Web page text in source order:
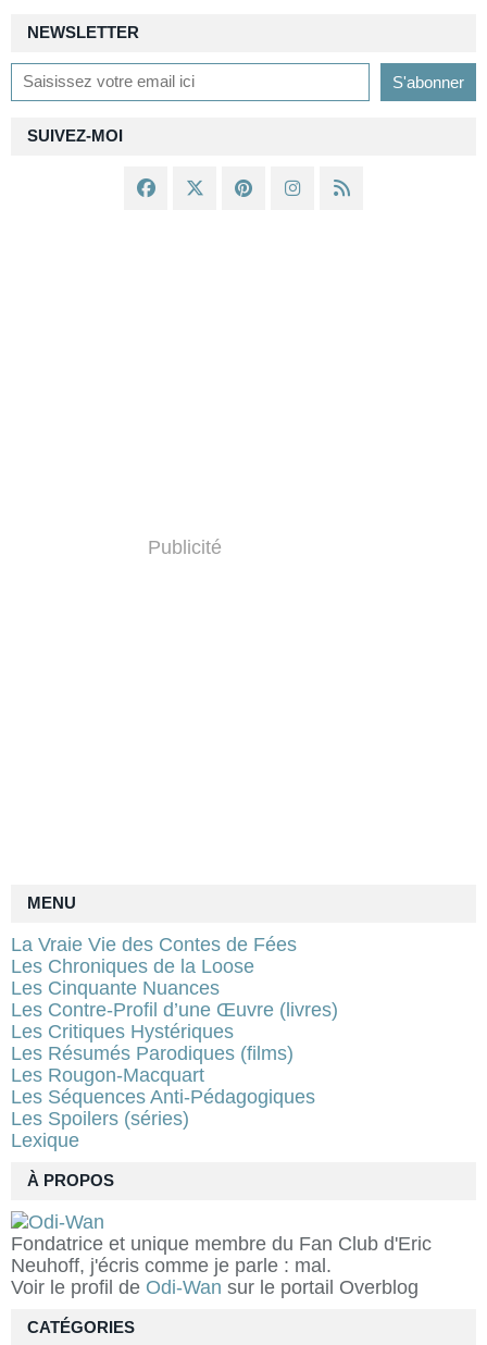
NEWSLETTER
SUIVEZ-MOI
À PROPOS
Fondatrice et unique membre du Fan Club d'Eric
Neuhoff, j'écris comme je parle : mal.
Voir le profil de Odi-Wan sur le portail Overblog
Publicité
MENU
La Vraie Vie des Contes de Fées
Les Chroniques de la Loose
Les Cinquante Nuances
Les Contre-Profil d’une Œuvre (livres)
Les Critiques Hystériques
Les Résumés Parodiques (films)
Les Rougon-Macquart
Les Séquences Anti-Pédagogiques
Les Spoilers (séries)
Lexique
CATÉGORIES